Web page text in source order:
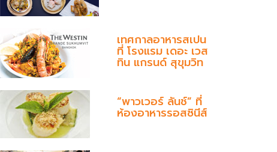
เทศกาลอาหารสเปน
ที่ โรงแรม เดอะ เวส
ทิน แกรนด์ สุขุมวิท
“พาวเวอร์ ลันช์” ที่
ห้องอาหารรอสซินีส์